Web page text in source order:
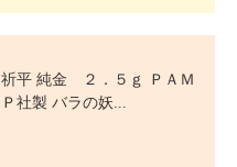
祈平 純金 ２．５ｇ ＰＡＭ
Ｐ社製 バラの妖...